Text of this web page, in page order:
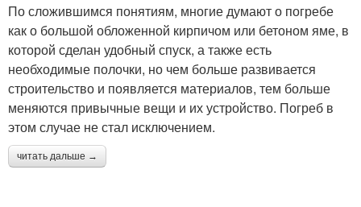
По сложившимся понятиям, многие думают о погребе
как о большой обложенной кирпичом или бетоном яме, в
которой сделан удобный спуск, а также есть
необходимые полочки, но чем больше развивается
строительство и появляется материалов, тем больше
меняются привычные вещи и их устройство. Погреб в
этом случае не стал исключением.
читать дальше →